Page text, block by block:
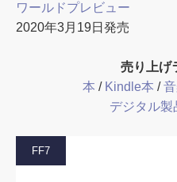
ワールドプレビュー
2020年3月19日発売
売り上げ
本 / Kindle本 /
デジタル製
FF7